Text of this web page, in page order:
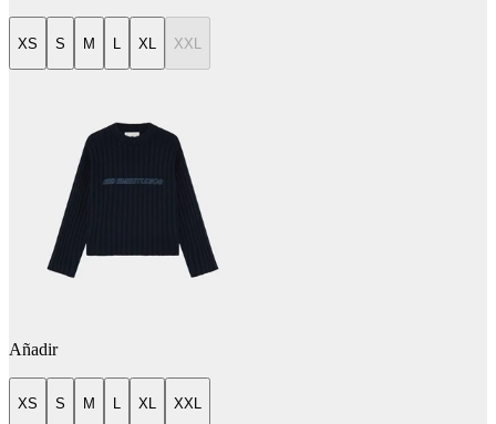
XS S M XL XXL
Añadir
XS S M L XL XXL